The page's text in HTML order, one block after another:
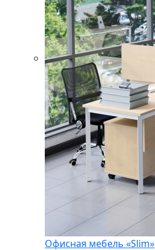
Офисная мебель «Slim»